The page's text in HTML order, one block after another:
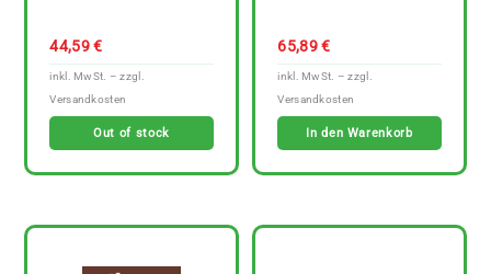
44,59€
Out of stock
65,89€
In den Warenkorb